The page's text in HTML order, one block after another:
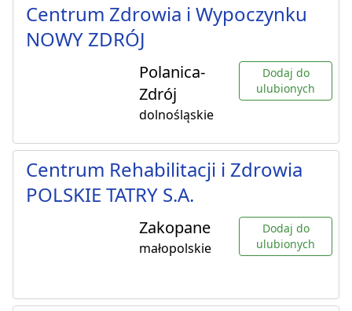
Centrum Zdrowia i Wypoczynku
NOWY ZDRÓJ
Polanica-
Zdrój
dolnośląskie
Dodaj do
ulubionych
Centrum Rehabilitacji i Zdrowia
POLSKIE TATRY S.A.
Zakopane
małopolskie
Dodaj do
ulubionych